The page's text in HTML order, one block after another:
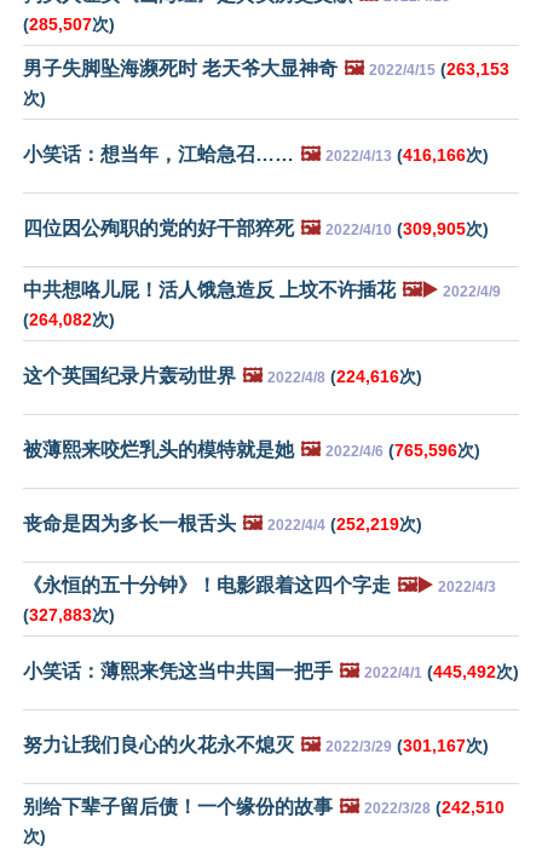
(285,507次)
男子失脚坠海濒死时 老天爷大显神奇 🖼️ 2022/4/15 (263,153
次)
小笑话：想当年，江蛤急召…… 🖼️ 2022/4/13 (416,166次)
四位因公殉职的党的好干部猝死 🖼️ 2022/4/10 (309,905次)
中共想咯儿屁！活人饿急造反 上坟不许插花 🖼️▶️ 2022/4/9
(264,082次)
这个英国纪录片轰动世界 🖼️ 2022/4/8 (224,616次)
被薄熙来咬烂乳头的模特就是她 🖼️ 2022/4/6 (765,596次)
丧命是因为多长一根舌头 🖼️ 2022/4/4 (252,219次)
《永恒的五十分钟》！电影跟着这四个字走 🖼️▶️ 2022/4/3
(327,883次)
小笑话：薄熙来凭这当中共国一把手 🖼️ 2022/4/1 (445,492次)
努力让我们良心的火花永不熄灭 🖼️ 2022/3/29 (301,167次)
别给下辈子留后债！一个缘份的故事 🖼️ 2022/3/28 (242,510
次)